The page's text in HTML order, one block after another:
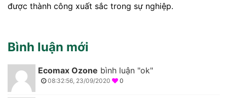
được thành công xuất sắc trong sự nghiệp.
Bình luận mới
Ecomax Ozone bình luận "ok"
08:32:56, 23/09/2020 0